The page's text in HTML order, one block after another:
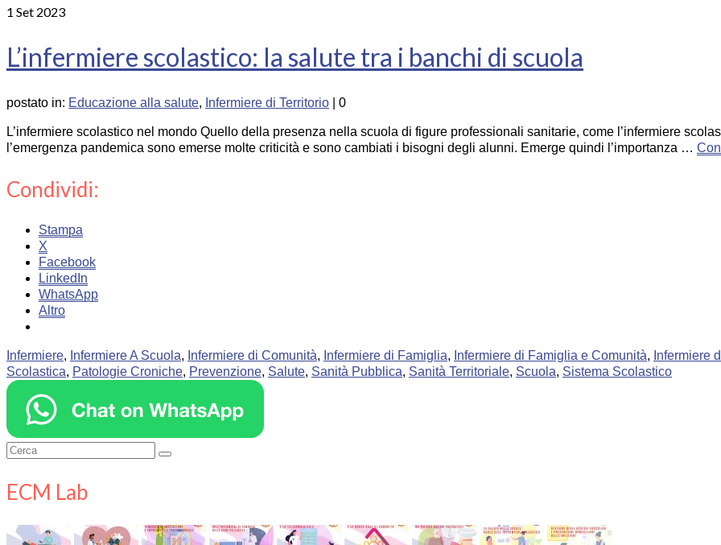
1 Set 2023
L’infermiere scolastico: la salute tra i banchi di scuola
postato in: Educazione alla salute, Infermiere di Territorio 0
L’infermiere scolastico nel mondo Quello della presenza nella scuola di figure professionali sanitarie, come l’infermiere
l’emergenza pandemica sono emerse molte criticità e sono cambiati i bisogni degli alunni. Emerge quindi l’importanza …
Condividi:
Stampa
X
Facebook
LinkedIn
WhatsApp
Altro
Infermiere, Infermiere A Scuola, Infermiere di Comunità, Infermiere di Famiglia, Infermiere di Famiglia e Comunità, Infermiere
Scolastica, Patologie Croniche, Prevenzione, Salute, Sanità Pubblica, Sanità Territoriale, Scuola, Sistema Scolastico
Cerca:
ECM Lab